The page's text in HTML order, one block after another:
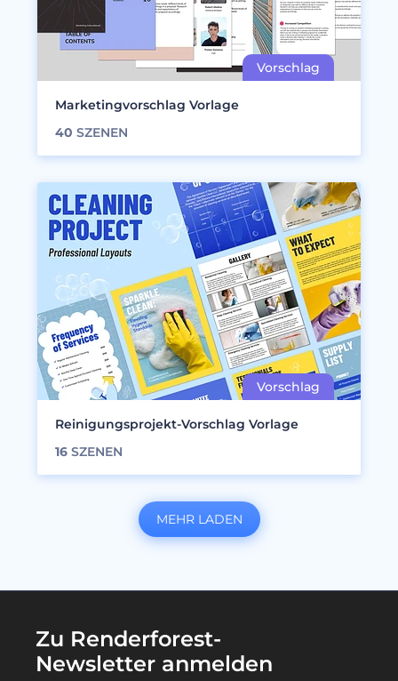
Marketingvorschlag Vorlage
40 SZENEN
Reinigungsprojekt-Vorschlag Vorlage
16 SZENEN
MEHR LADEN
Zu Renderforest-
Newsletter anmelden